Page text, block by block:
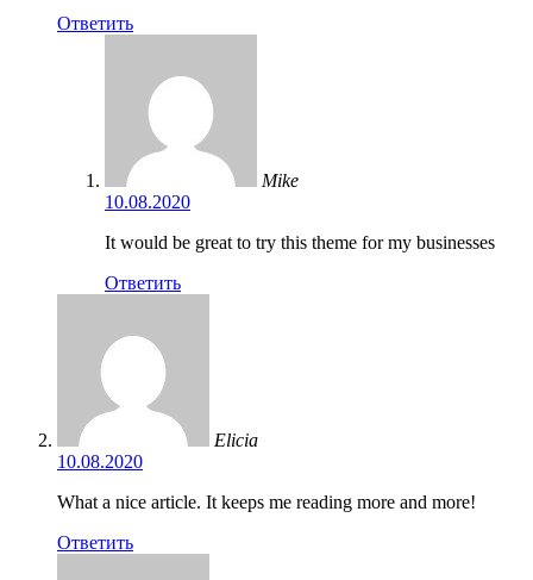
Ответить
Mike
10.08.2020
It would be great to try this theme for my businesses
Ответить
Elicia
10.08.2020
What a nice article. It keeps me reading more and more!
Ответить